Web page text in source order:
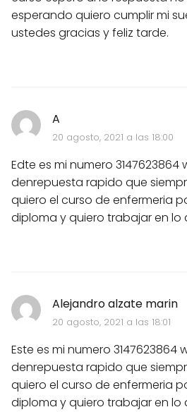
esperando quiero cumplir mi
ustedes gracias y feliz tarde.
A
20 agosto, 2021 a las 18:00
Edte es mi numero 3147623864
denrepuesta rapido que
quiero el curso de enfermeria
diploma y quiero trabajar en lo
Alejandro alzate marin
20 agosto, 2021 a las 18:01
Este es mi numero 3147623864
denrepuesta rapido que
quiero el curso de enfermeria
diploma y quiero trabajar en lo